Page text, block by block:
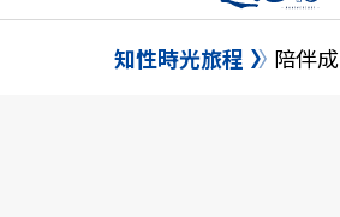
知性時光旅程 陪伴